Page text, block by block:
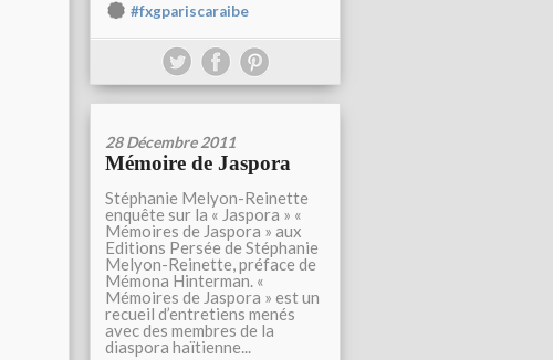
#fxgpariscaraibe
28 Décembre 2011
Mémoire de Jaspora
Stéphanie Melyon-Reinette
enquête sur la « Jaspora » «
Mémoires de Jaspora » aux
Editions Persée de Stéphanie
Melyon-Reinette, préface de
Mémona Hinterman. «
Mémoires de Jaspora » est un
recueil d’entretiens menés
avec des membres de la
diaspora haïtienne...